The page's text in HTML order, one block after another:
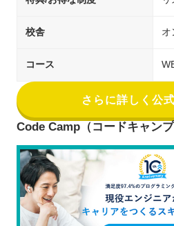
校舎 オ
コース
さらに詳しく公
Code Camp（コードキャンプ